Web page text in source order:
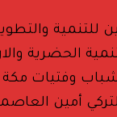
للتنمية
الحضرية
وفتيات مكة
أمين